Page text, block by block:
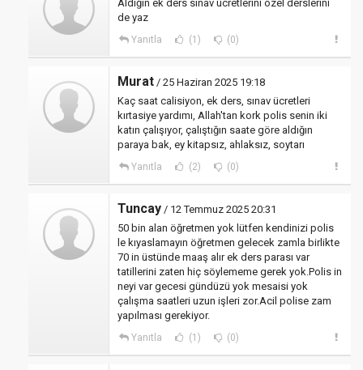
Aldığın ek ders sınav ücretlerini özel derslerini
de yaz
Yanıtla (1) (0)
Murat / 25 Haziran 2025 19:18
Kaç saat calisiyon, ek ders, sınav ücretleri
kırtasiye yardımı, Allah'tan kork polis senin iki
katın çalışıyor, çalıştığın saate göre aldığın
paraya bak, ey kitapsız, ahlaksız, soytarı
Yanıtla (2) (0)
Tuncay / 12 Temmuz 2025 20:31
50 bin alan öğretmen yok lütfen kendinizi polis
le kıyaslamayın öğretmen gelecek zamla birlikte
70 in üstünde maaş alır ek ders parası var
tatillerini zaten hiç söylememe gerek yok.Polis in
neyi var gecesi gündüzü yok mesaisi yok
çalışma saatleri uzun işleri zor.Acil polise zam
yapılması gerekiyor.
Yanıtla (1) (0)